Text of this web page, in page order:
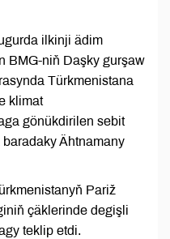
ilkinji ädim
BMG-niň Daşky gurşaw
Türkmenistana
klimat
gönükdirilen sebit
Ähtnamany
Pariž
çäklerinde degişli
teklip etdi.